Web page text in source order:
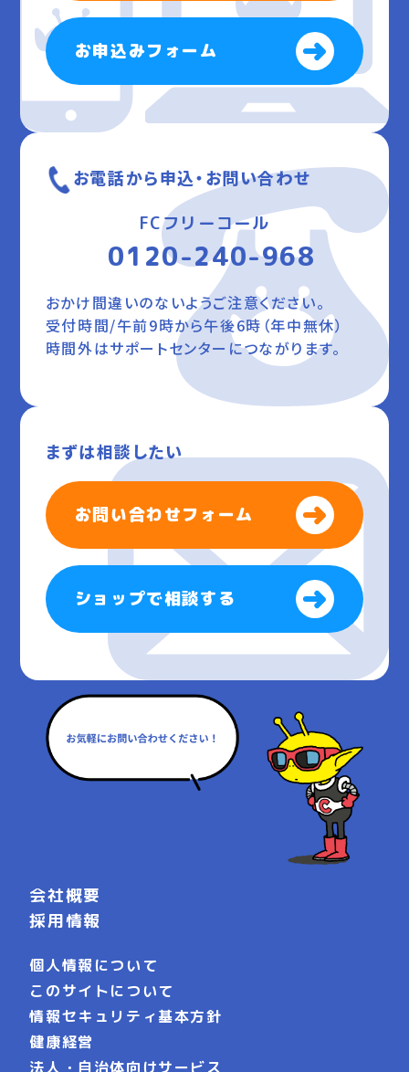
お申込みフォーム
お電話から申込・お問い合わせ
FCフリーコール
0120-240-968
おかけ間違いのないようご注意ください。
受付時間/午前9時から午後6時（年中無休）
時間外はサポートセンターにつながります。
まずは相談したい
お問い合わせフォーム
ショップで相談する
会社概要
採用情報
個人情報について
このサイトについて
情報セキュリティ基本方針
健康経営
法人・自治体向けサービス